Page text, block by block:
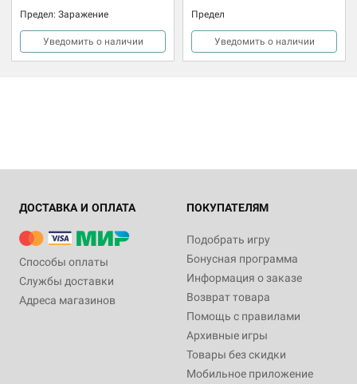
Предел: Заражение
Уведомить о наличии
Предел
Уведомить о наличии
ДОСТАВКА И ОПЛАТА
Способы оплаты
Службы доставки
Адреса магазинов
ПОКУПАТЕЛЯМ
Подобрать игру
Бонусная программа
Информация о заказе
Возврат товара
Помощь с правилами
Архивные игры
Товары без скидки
Мобильное приложение